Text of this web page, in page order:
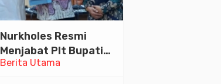
Berita Utama
Nurkholes Resmi
Menjabat Plt Bupati
Pemalang